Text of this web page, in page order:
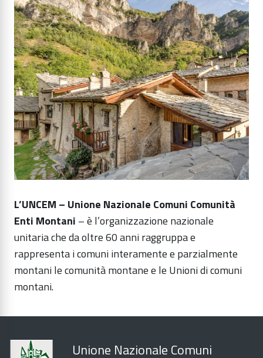
L’UNCEM – Unione Nazionale Comuni Comunità
Enti Montani – è l’organizzazione nazionale
unitaria che da oltre 60 anni raggruppa e
rappresenta i comuni interamente e parzialmente
montani le comunità montane e le Unioni di comuni
montani.
Unione Nazionale Comuni